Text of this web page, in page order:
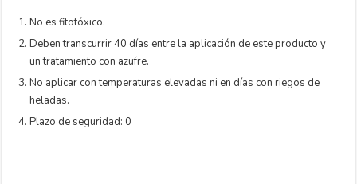
No es fitotóxico.
Deben transcurrir 40 días entre la aplicación de este producto y
un tratamiento con azufre.
No aplicar con temperaturas elevadas ni en días con riegos de
heladas.
Plazo de seguridad: 0